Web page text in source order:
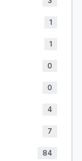
1
1
0
0
4
7
84